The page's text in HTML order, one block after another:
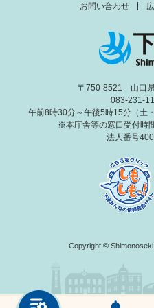
お問い合わせ
〒750-8521 山口
083-231-
午前8時30分～午後5時15分（土
※本庁舎等の窓口受付時
法人番号
Copyright ©